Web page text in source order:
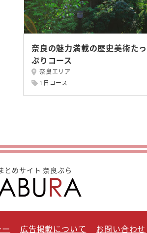
奈良の魅力満載の歴史美術たっ
ぷりコース
奈良エリア
1日コース
とめサイト 奈良ぶら
広告掲載について お問い合わせ